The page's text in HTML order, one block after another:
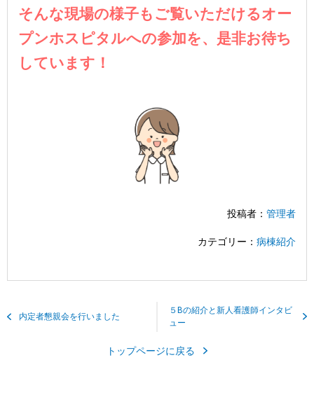
そんな現場の様子もご覧いただけるオー
プンホスピタルへの参加を、是非お待ち
しています！
投稿者： 管理者
カテゴリー： 病棟紹介
内定者懇親会を行いました
５Bの紹介と新人看護師インタビ
ュー
トップページに戻る